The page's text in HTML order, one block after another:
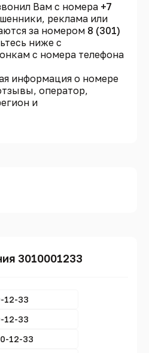
Вам с номера +7
реклама или
за номером 8 (301)
ниже с
с номера телефона
информация о номере
оператор,
и
3010001233
12-33
12-33
12-33